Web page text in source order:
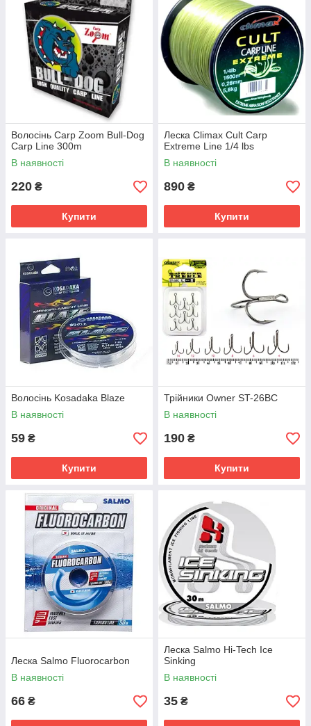
Волосінь Carp Zoom Bull-Dog
Carp Line 300m
В наявності
220 ₴
Купити
Леска Climax Cult Carp
Extreme Line 1/4 lbs
В наявності
890 ₴
Купити
Волосінь Kosadaka Blaze
В наявності
59 ₴
Купити
Трійники Owner ST-26BC
В наявності
190 ₴
Купити
Леска Salmo Fluorocarbon
В наявності
66 ₴
Леска Salmo Hi-Tech Ice
Sinking
В наявності
35 ₴